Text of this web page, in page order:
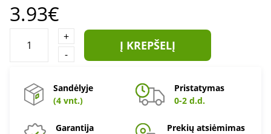
3.93€
+
-
Į KREPŠELĮ
Sandėlyje
(4 vnt.)
Pristatymas
0-2 d.d.
Garantija
Prekių atsiėmimas